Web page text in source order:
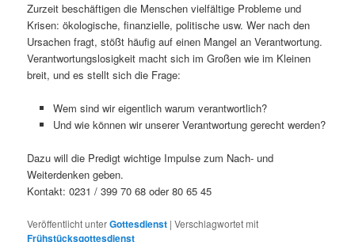
Zurzeit beschäftigen die Menschen vielfältige Probleme und
Krisen: ökologische, finanzielle, politische usw. Wer nach den
Ursachen fragt, stößt häufig auf einen Mangel an Verantwortung.
Verantwortungslosigkeit macht sich im Großen wie im Kleinen
breit, und es stellt sich die Frage:
Wem sind wir eigentlich warum verantwortlich?
Und wie können wir unserer Verantwortung gerecht werden?
Dazu will die Predigt wichtige Impulse zum Nach- und
Weiterdenken geben.
Kontakt: 0231 / 399 70 68 oder 80 65 45
Veröffentlicht unterGottesdienst |Verschlagwortet mit
Frühstücksgottesdienst